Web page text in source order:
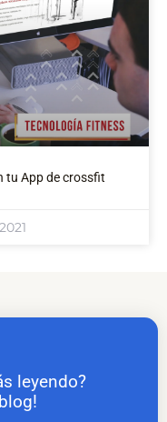
tu App de crossfit
leyendo?